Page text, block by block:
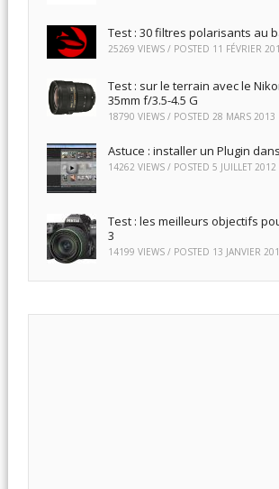
Test : 30 filtres polarisants au
25269 VIEWS / POSTED 11 FÉVRIER
Test : sur le terrain avec le
35mm f/3.5-4.5 G
18790 VIEWS / POSTED 28 MARS 2013
Astuce : installer un Plugin
14262 VIEWS / POSTED 5 JUILLET 2012
Test : les meilleurs objectifs
3
14199 VIEWS / POSTED 13 JANVIER